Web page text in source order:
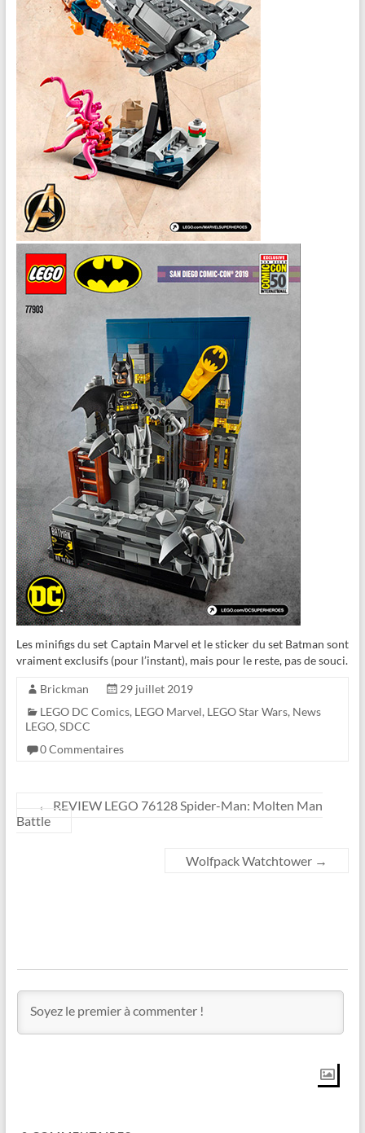
Les minifigs du set Captain Marvel et le sticker du set Batman sont
vraiment exclusifs (pour l’instant), mais pour le reste, pas de souci.
Brickman
29 juillet 2019
LEGO DC Comics, LEGO Marvel, LEGO Star Wars, News
LEGO, SDCC
0 Commentaires
←
REVIEW LEGO 76128 Spider-Man: Molten Man
Battle
Wolfpack Watchtower →